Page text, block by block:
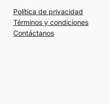
Política de privacidad
Términos y condiciones
Contáctanos